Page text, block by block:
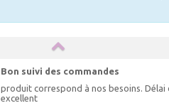
Bon suivi des commandes
produit correspond à nos besoins. Délai
excellent